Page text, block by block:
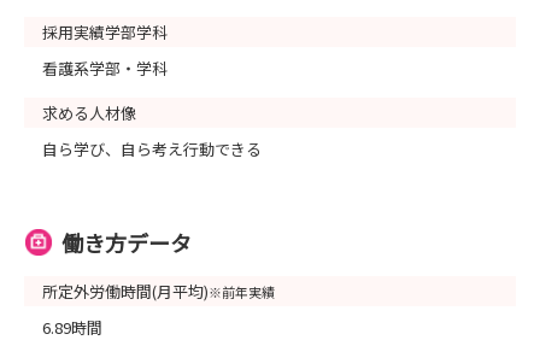
採用実績学部学科
看護系学部・学科
求める人材像
自ら学び、自ら考え行動できる
働き方データ
所定外労働時間(月平均)※前年実績
6.89時間